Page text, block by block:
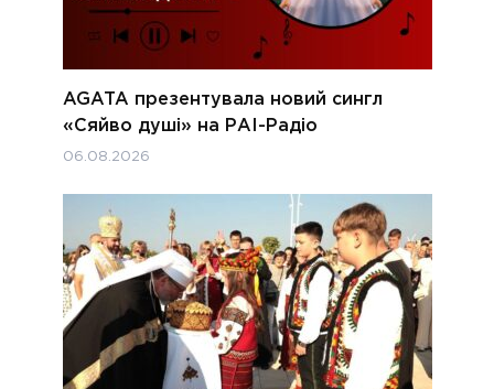
AGATA презентувала новий сингл
«Сяйво душі» на РАІ-Радіо
06.08.2026